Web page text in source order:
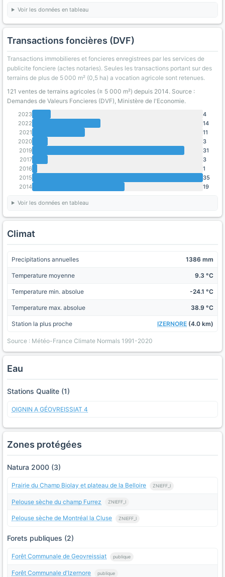
Voir les données en tableau
Transactions foncières (DVF)
Transactions immobilieres et foncieres enregistrees par les services de
publicite fonciere (actes notaries). Seules les transactions portant sur des
terrains de plus de 5 000 m² (0,5 ha) a vocation agricole sont retenues.
121 ventes de terrains agricoles (≥ 5 000 m²) depuis 2014. Source :
Demandes de Valeurs Foncieres (DVF), Ministère de l'Economie.
2023
4
2022
14
2021
11
2020
3
2019
31
2017
3
2016
1
2015
35
2014
19
Voir les données en tableau
Climat
Precipitations annuelles 1386 mm
Temperature moyenne 9.3 °C
Temperature min. absolue -24.1 °C
Temperature max. absolue 38.9 °C
Station la plus proche IZERNORE (4.0 km)
Source : Météo-France Climate Normals 1991-2020
Eau
Stations Qualite (1)
OIGNIN A GÉOVREISSIAT 4
Zones protégées
Natura 2000 (3)
Prairie du Champ Biolay et plateau de la Belloire ZNIEFF_I
Pelouse sèche du champ Furrez ZNIEFF_I
Pelouse sèche de Montréal la Cluse ZNIEFF_I
Forets publiques (2)
Forêt Communale de Geovreissiat publique
Forêt Communale d'Izernore publique